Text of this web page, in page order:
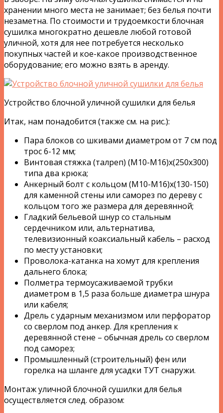
хранении много места не занимает; без белья почти
незаметна. По стоимости и трудоемкости блочная
сушилка многократно дешевле любой готовой
уличной, хотя для нее потребуется несколько
покупных частей и кое-какое производственное
оборудование; его можно взять в аренду.
Устройство блочной уличной сушилки для белья
Итак, нам понадобится (также см. на рис.):
Пара блоков со шкивами диаметром от 7 см под
трос 6-12 мм;
Винтовая стяжка (талреп) (М10-М16)х(250х300)
типа два крюка;
Анкерный болт с кольцом (М10-М16)х(130-150)
для каменной стены или саморез по дереву с
кольцом того же размера для деревянной;
Гладкий бельевой шнур со стальным
сердечником или, альтернатива,
телевизионный коаксиальный кабель – расход
по месту установки;
Проволока-катанка на хомут для крепления
дальнего блока;
Полметра термоусаживаемой трубки
диаметром в 1,5 раза больше диаметра шнура
или кабеля;
Дрель с ударным механизмом или перфоратор
со сверлом под анкер. Для крепления к
деревянной стене – обычная дрель со сверлом
под саморез;
Промышленный (строительный) фен или
горелка на шланге для усадки ТУТ снаружи.
Монтаж уличной блочной сушилки для белья
осуществляется след. образом: